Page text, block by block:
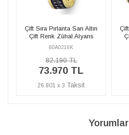
Çift Sıra Pırlanta Sarı Altın
Çift Renk Zühal Alyans
60A0216A
148.720 TL
133.850 TL
48.497 x 3
Yorumlar